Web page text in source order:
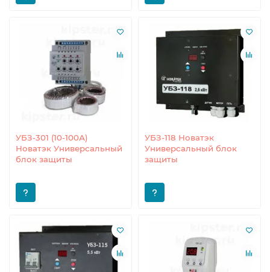
УБЗ-301 (10-100А)
Новатэк Универсальный
блок защиты
УБЗ-118 Новатэк
Универсальный блок
защиты